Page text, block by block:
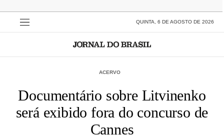
QUINTA, 6 DE AGOSTO DE 2026
ACERVO
Documentário sobre Litvinenko
será exibido fora do concurso de
Cannes